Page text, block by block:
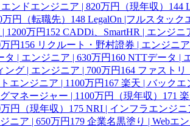
ンドエンジニア | 820万円（現年収） 144
円（転職先） 148 LegalOn |フルスタック
1200万円 152 CADDi、SmartHR | エンジニ
円 156 リクルート・野村證券 | エンジニ
タ | エンジニア | 630万円 160 NTTデータ |
グ | エンジニア | 700万円 164 ファストリ
エンジニア | 1100万円 167 楽天 | バックエ
マネージャー | 1100万円（現年収） 171
円（現年収） 175 NRI | インフラエンジニ
ニア | 650万円 179 企業名黒塗り | Webエ